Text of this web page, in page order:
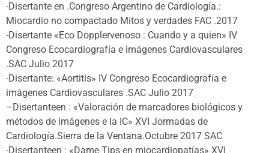
-Disertante en .Congreso Argentino de Cardiología.:
Miocardio no compactado Mitos y verdades FAC .2017
-Disertante «Eco Dopplervenoso : Cuando y a quien» IV
Congreso Ecocardiografía e imágenes Cardiovasculares
.SAC Julio 2017
-Disertante: «Aortitis» IV Congreso Ecocardiografía e
imágenes Cardiovasculares .SAC Julio 2017
–Disertanteen : «Valoración de marcadores biológicos y
métodos de imágenes e la IC» XVI Jorrnadas de
Cardiología.Sierra de la Ventana.Octubre 2017 SAC
-Disertanteen : «Dame Tips en miocardiopatías» XVI